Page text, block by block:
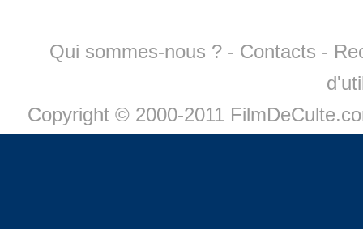
Qui sommes-nous ? - Contacts -
Copyright © 2000-2011